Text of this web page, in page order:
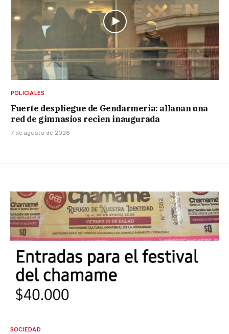
POLICIALES
Fuerte despliegue de Gendarmería: allanan una
red de gimnasios recien inaugurada
7 de agosto de 2026
SOCIEDAD